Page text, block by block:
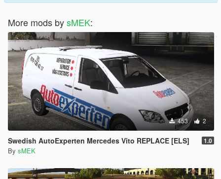
More mods bysMEK:
453 2
Swedish AutoExperten Mercedes Vito REPLACE [ELS] 1.0
By sMEK